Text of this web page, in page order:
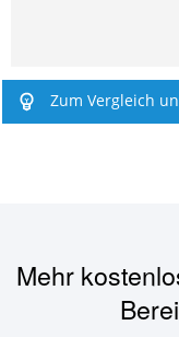
Zum Vergleich
Mehr